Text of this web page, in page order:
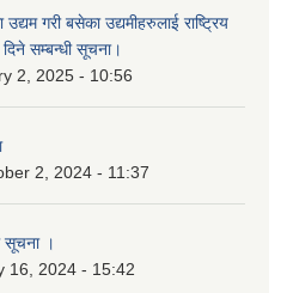
गरी बसेका उद्यमीहरुलाई राष्‍ट्रिय
सम्बन्धी सूचना।
2, 2025 - 10:56
2, 2024 - 11:37
सूचना ।
16, 2024 - 15:42